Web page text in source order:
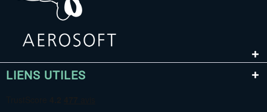
LIENS UTILES